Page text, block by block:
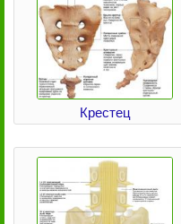
Крестец